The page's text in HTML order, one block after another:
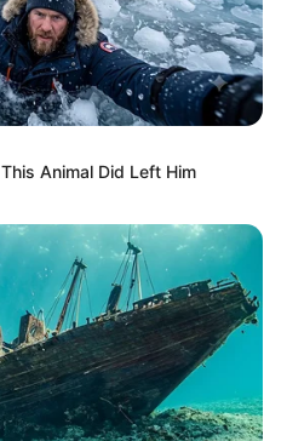
Animal Did Left Him